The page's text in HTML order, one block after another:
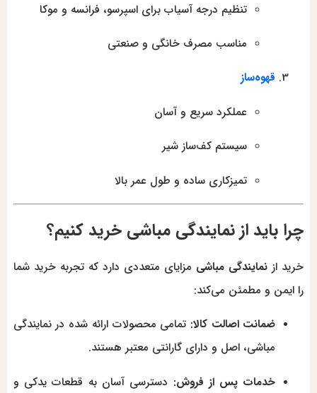
تنظیم درجه آسیاب برای اسپرسو، فرانسه و موکا
مناسب مصرف خانگی و صنعتی
قهوه‌ساز
عملکرد سریع و آسان
سیستم کف‌ساز شیر
تمیزکاری ساده و طول عمر بالا
چرا باید از نمایندگی مباشی خرید کنیم؟
خرید از نمایندگی مباشی مزایای متعددی دارد که تجربه خرید شما
را ایمن و مطمئن می‌کند:
ضمانت اصالت کالا: تمامی محصولات ارائه شده در نمایندگی
مباشی، اصل و دارای گارانتی معتبر هستند.
خدمات پس از فروش: دسترسی آسان به قطعات یدکی و